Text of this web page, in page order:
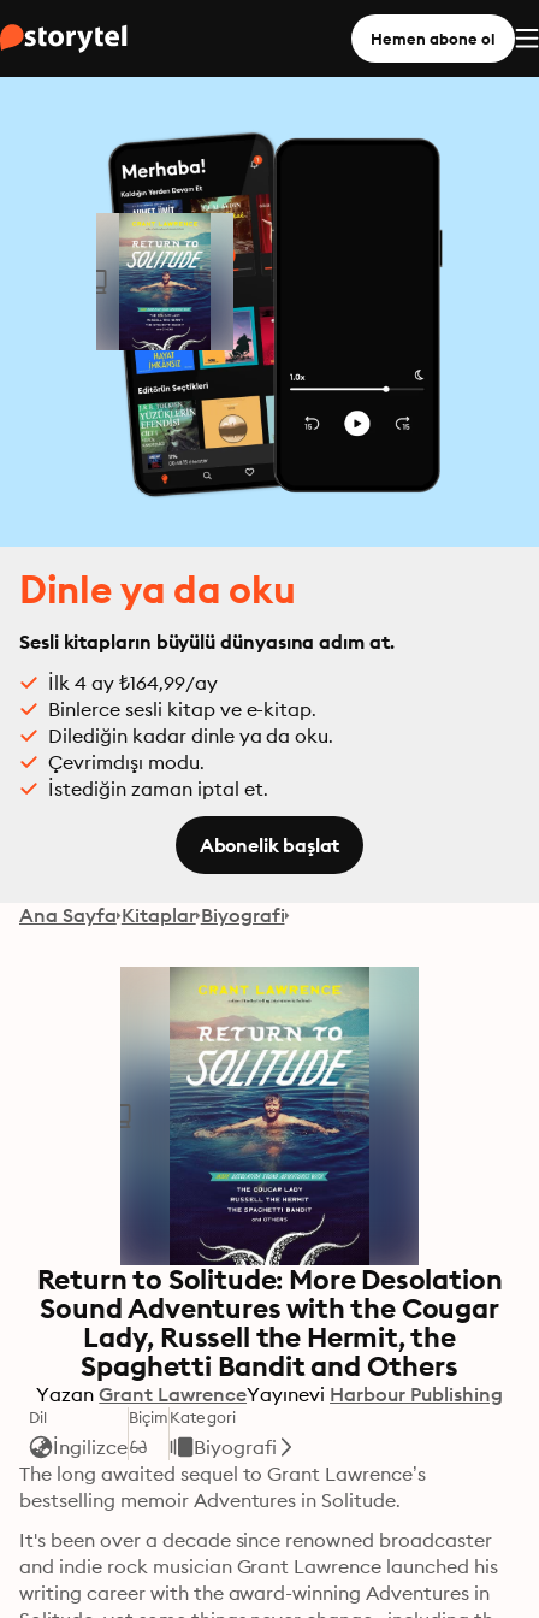
Hemen abone ol
Dinle ya da oku
Sesli kitapların büyülü dünyasına adım at.
İlk 4 ay ₺164,99/ay
Binlerce sesli kitap ve e-kitap.
Dilediğin kadar dinle ya da oku.
Çevrimdışı modu.
İstediğin zaman iptal et.
Abonelik başlat
Ana Sayfa Kitaplar Biyografi
Return to Solitude: More Desolation
Sound Adventures with the Cougar
Lady, Russell the Hermit, the
Spaghetti Bandit and Others
Yazan Grant LawrenceYayınevi Harbour Publishing
Dil
İngilizce
BiçimKategori
Biyografi
The long awaited sequel to Grant Lawrence’s
bestselling memoir Adventures in Solitude.
It's been over a decade since renowned broadcaster
and indie rock musician Grant Lawrence launched his
writing career with the award-winning Adventures in